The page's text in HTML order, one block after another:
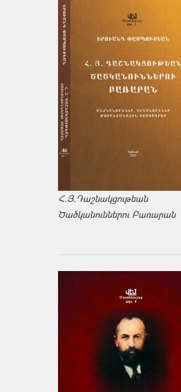
Հ.Յ.Դաշնակցութեան
Ծածկանուններու Բառարան